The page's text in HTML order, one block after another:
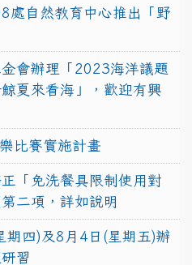
處自然教育中心推出「野
會辦理「2023海洋議題
夏來看海」，歡迎有興
比賽實施計畫
「免洗餐具限制使用對
二項，詳如說明
期四)及8月4日(星期五)辦
習